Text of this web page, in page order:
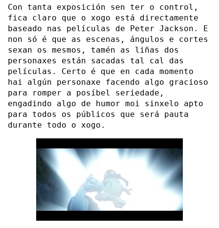
Con tanta exposición sen ter o control,
fica claro que o xogo está directamente
baseado nas películas de Peter Jackson. E
non só é que as escenas, ángulos e cortes
sexan os mesmos, tamén as liñas dos
personaxes están sacadas tal cal das
películas. Certo é que en cada momento
hai algún personaxe facendo algo gracioso
para romper a posíbel seriedade,
engadindo algo de humor moi sinxelo apto
para todos os públicos que será pauta
durante todo o xogo.